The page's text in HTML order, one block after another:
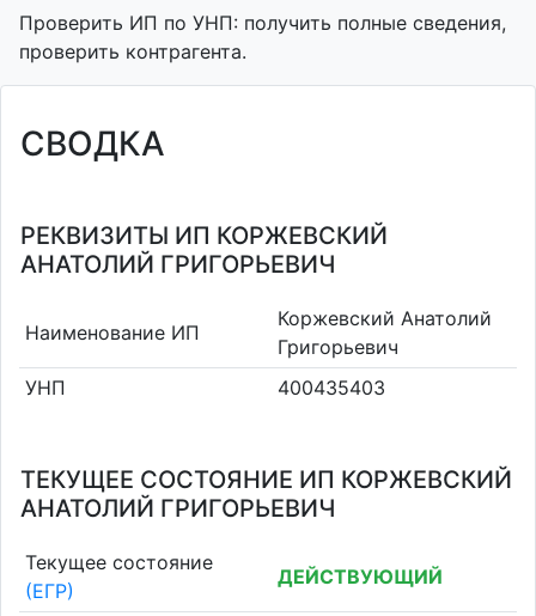
Проверить ИП по УНП: получить полные сведения,
проверить контрагента.
СВОДКА
РЕКВИЗИТЫ ИП КОРЖЕВСКИЙ
АНАТОЛИЙ ГРИГОРЬЕВИЧ
Наименование ИП
Коржевский Анатолий
Григорьевич
УНП
400435403
ТЕКУЩЕЕ СОСТОЯНИЕ ИП КОРЖЕВСКИЙ
АНАТОЛИЙ ГРИГОРЬЕВИЧ
Текущее состояние
(ЕГР)
ДЕЙСТВУЮЩИЙ